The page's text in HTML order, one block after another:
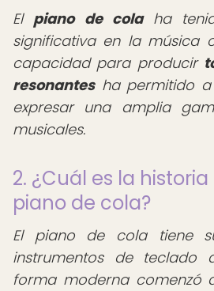
El piano de colaha
significativa en la música
capacidad para producir
resonantesha permitido a
expresar una amplia
musicales.
2. ¿Cuál es la
piano de cola?
El piano de cola tiene
instrumentos de teclado
forma moderna comenzó